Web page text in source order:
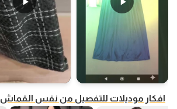
افكار موديلات للتفصيل من نفس القماش